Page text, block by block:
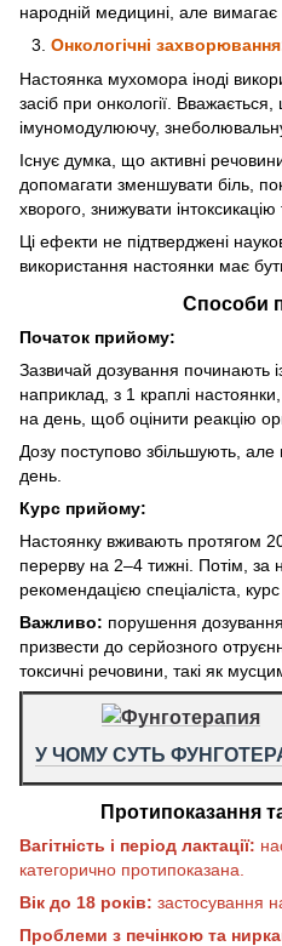
народній медицині, але вимагає
Онкологічні
Настоянка мухомора іноді
засіб при онкології.
імуномодулюючу,
Існує думка, що активні
допомагати зменшувати біль,
хворого, знижувати
Ці ефекти не підтверджені
використання настоянки має
Способи
Початок прийому:
Зазвичай дозування починають із
наприклад, з 1 краплі
на день, щоб оцінити реакцію
Дозу поступово збільшують,
день.
Курс прийому:
Настоянку вживають протягом
перерву на 2–4 тижні. Потім, за
рекомендацією спеціаліста,
Важливо: порушення
призвести до серйозного
токсичні речовини, такі як
У ЧОМУ СУТЬ
Протипоказання
Вагітність і період лактації:
категорично протипоказана.
Вік до 18 років: застосування
Проблеми з печінкою та